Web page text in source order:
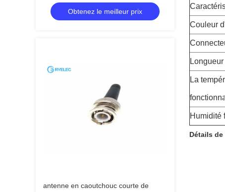
Obtenez le meilleur prix
antenne en caoutchouc courte de
Couleur
La
Humidité
Détails